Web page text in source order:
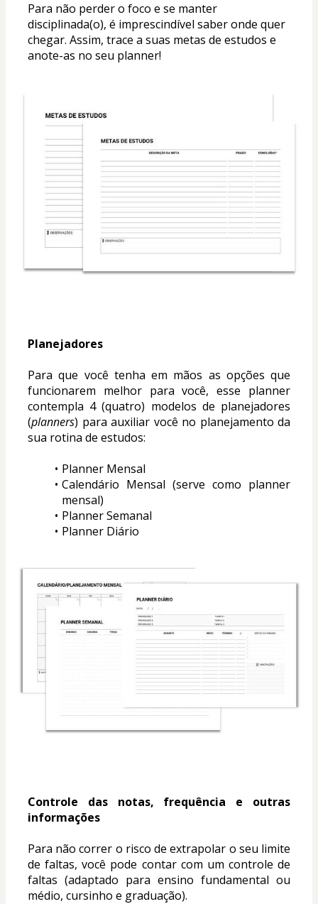
Para não perder o foco e se manter
disciplinada(o), é imprescindível saber onde quer
chegar. Assim, trace a suas metas de estudos e
anote-as no seu planner!
Planejadores
Para que você tenha em mãos as opções que
funcionarem melhor para você, esse planner
contempla 4 (quatro) modelos de planejadores
(planners) para auxiliar você no planejamento da
sua rotina de estudos:
Planner Mensal
Calendário Mensal (serve como planner
mensal)
Planner Semanal
Planner Diário
Controle das notas, frequência e outras
informações
Para não correr o risco de extrapolar o seu limite
de faltas, você pode contar com um controle de
faltas (adaptado para ensino fundamental ou
médio, cursinho e graduação).